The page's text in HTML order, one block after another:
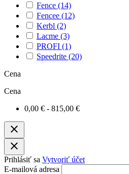
Fence (14)
Fencee (12)
Kerbl (2)
Lacme (3)
PROFI (1)
Speedrite (20)
Cena
Cena
0,00 € - 815,00 €
close
close
Prihlásiť sa Vytvoriť účet
E-mailová adresa